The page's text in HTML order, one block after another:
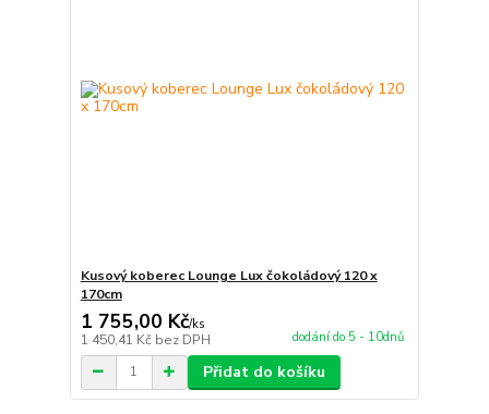
Kusový koberec Lounge Lux čokoládový 120 x
170cm
1 755,00 Kč/ks
1 450,41 Kč bez DPH dodání do 5 - 10dnů
Přidat do košíku